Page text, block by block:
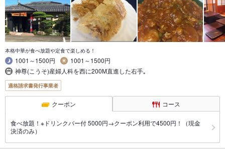
本格中華が食べ放題や定食で楽しめる！
1001～1500円
1001～1500円
神尊(こうそ)産婦人科を西に200M直進した右手｡
適格請求書発行事業者
クーポン コース
食べ放題！※ドリンクバー付 5000円→クーポン利用で4500円！（現金
決済のみ）